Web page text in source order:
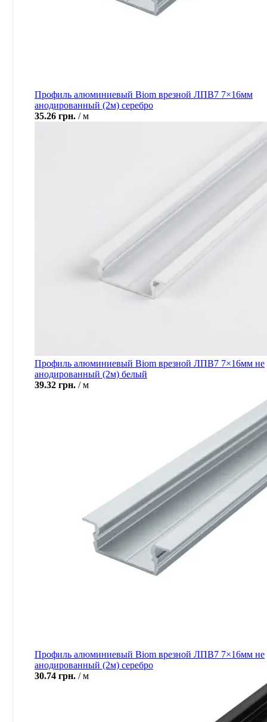
Профиль алюминиевый Biom врезной ЛПВ7 7×16мм
анодированный (2м) серебро
35.26 грн. м
Профиль алюминиевый Biom врезной ЛПВ7 7×16мм не
анодированный (2м) белый
39.32 грн. м
Профиль алюминиевый Biom врезной ЛПВ7 7×16мм не
анодированный (2м) серебро
30.74 грн. м